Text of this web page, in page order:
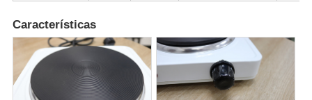
Características